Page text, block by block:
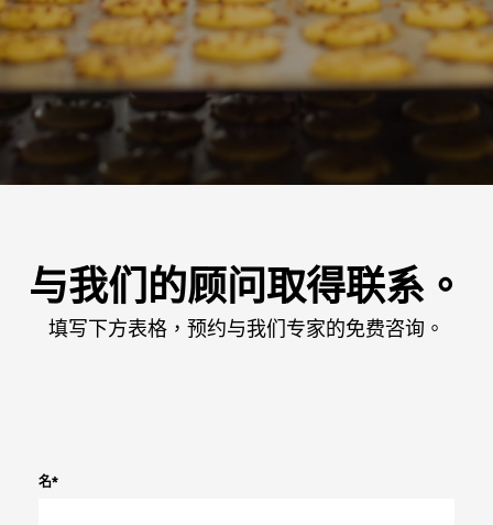
与我们的顾问取得联系。
填写下方表格，预约与我们专家的免费咨询。
名*